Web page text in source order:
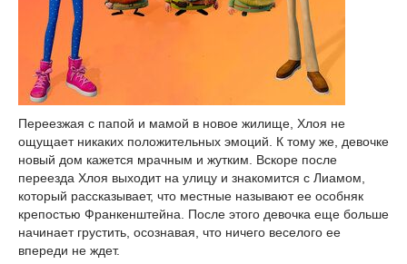
Переезжая с папой и мамой в новое жилище, Хлоя не
ощущает никаких положительных эмоций. К тому же, девочке
новый дом кажется мрачным и жутким. Вскоре после
переезда Хлоя выходит на улицу и знакомится с Лиамом,
который рассказывает, что местные называют ее особняк
крепостью Франкенштейна. После этого девочка еще больше
начинает грустить, осознавая, что ничего веселого ее
впереди не ждет.